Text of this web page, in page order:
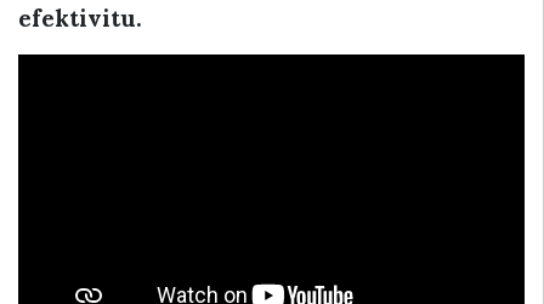
efektivitu.